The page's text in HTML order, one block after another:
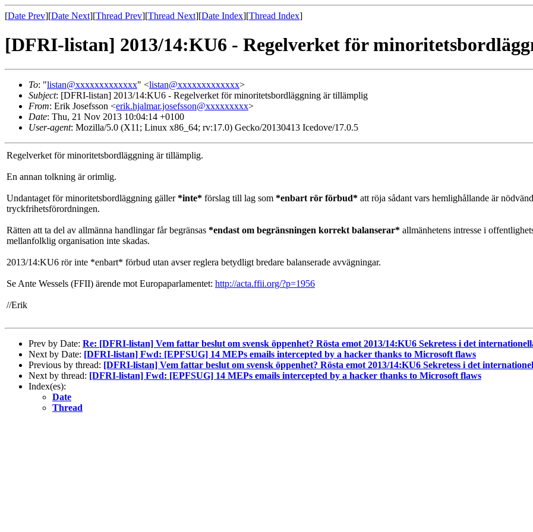
[Date Prev][Date Next][Thread Prev][Thread Next][Date Index][Thread Index]
[DFRI-listan] 2013/14:KU6 - Regelverket för
To: "listan@xxxxxxxxxxxxx" <listan@xxxxxxxxxxxxx>
Subject: [DFRI-listan] 2013/14:KU6 - Regelverket för minoritetsbordläggning är tillämplig
From: Erik Josefsson <erik.hjalmar.josefsson@xxxxxxxxx>
Date: Thu, 21 Nov 2013 10:04:14 +0100
User-agent: Mozilla/5.0 (X11; Linux x86_64; rv:17.0) Gecko/20130413 Icedove/17.0.5
Regelverket för minoritetsbordläggning är tillämplig.
En annan tolkning är orimlig.
Undantaget för minoritetsbordläggning gäller*inte* förslag till lag som *enbart rör förbud* att röja sådant vars hemlighållande är
tryckfrihetsförordningen.
Rätten att ta del av allmänna handlingar får begränsas *endast om begränsningen korrekt balanserar* allmänhetens intresse i
mellanfolklig organisation inte skadas.
2013/14:KU6 rör inte *enbart* förbud utan avser reglera betydligt bredare balanserade avvägningar.
Se Ante Wessels (FFII) ärende mot Europaparlamentet: http://acta.ffii.org/?p=1956
//Erik
Prev by Date: Re: [DFRI-listan] Vem fattar beslut om svensk öppenhet? Rösta emot 2013/14:KU6 Sekretess i det
Next by Date: [DFRI-listan] Fwd: [EPFSUG] 14 MEPs emails intercepted by a hacker thanks to Microsoft flaws
Previous by thread: [DFRI-listan] Vem fattar beslut om svensk öppenhet? Rösta emot 2013/14:KU6 Sekretess i det
Next by thread: [DFRI-listan] Fwd: [EPFSUG] 14 MEPs emails intercepted by a hacker thanks to Microsoft flaws
Index(es):
Date
Thread